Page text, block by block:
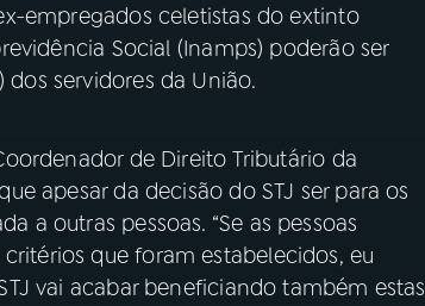
empregados celetistas do extinto
Social (Inamps) poderão ser
servidores da União.
de Direito Tributário da
apesar da decisão do STJ ser para os
a outras pessoas. “Se as pessoas
que foram estabelecidos, eu
vai acabar beneficiando também estas